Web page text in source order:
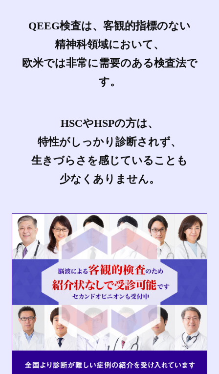
QEEG検査は、客観的指標のない
精神科領域において、
欧米では非常に需要のある検査法で
す。
HSCやHSPの方は、
特性がしっかり診断されず、
生きづらさを感じていることも
少なくありません。